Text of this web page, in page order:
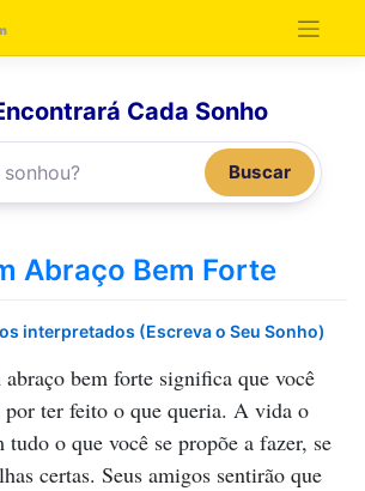
Cada Sonho
Buscar
Abraço Bem Forte
interpretados (Escreva o Seu Sonho)
bem forte significa que você
ter feito o que queria. A vida o
tudo o que você se propõe a fazer, se
certas. Seus amigos sentirão que